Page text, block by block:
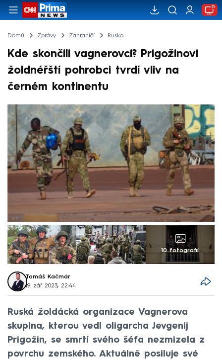
Domů Zprávy Zahraničí Rusko
Kde skončili vagnerovci? Prigožinovi
žoldnéřští pohrobci tvrdí vliv na
černém kontinentu
10 fotografií
Tomáš Kačmár
19. zář 2023, 22:44
Ruská žoldácká organizace Vagnerova
skupina, kterou vedl oligarcha Jevgenij
Prigožin, se smrtí svého šéfa nezmizela z
povrchu zemského. Aktuálně posiluje své